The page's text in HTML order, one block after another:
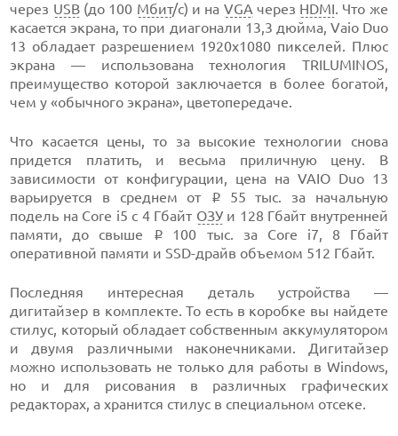
через USB(до 100 Мбит/с) и на VGA через HDMI. Что же
касается экрана, то при диагонали 13,3 дюйма, Vaio Duo
13 обладает разрешением 1920х1080 пикселей. Плюс
экрана — использована технология TRILUMINOS,
преимущество которой заключается в более богатой,
чем у «обычного экрана», цветопередаче.
Что касается цены, то за высокие технологии снова
придется платить, и весьма приличную цену. В
зависимости от конфигурации, цена на VAIO Duo 13
варьируется в среднем от
i
55 тыс. за начальную
подель на Core i5 с 4 Гбайт ОЗУи 128 Гбайт внутренней
памяти, до свыше
i
100 тыс. за Core i7, 8 Гбайт
оперативной памяти и SSD-драйв объемом 512 Гбайт.
Последняя интересная деталь устройства —
дигитайзер в комплекте. То есть в коробке вы найдете
стилус, который обладает собственным аккумулятором
и двумя различными наконечниками. Дигитайзер
можно использовать не только для работы в Windows,
но и для рисования в различных графических
редакторах, а хранится стилус в специальном отсеке.